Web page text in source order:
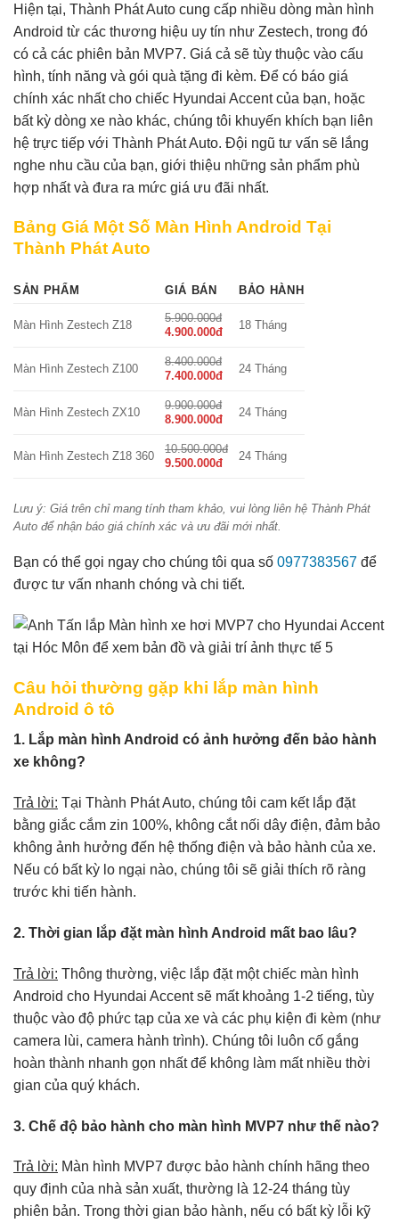
Hiện tại, Thành Phát Auto cung cấp nhiều dòng màn hình
Android từ các thương hiệu uy tín như Zestech, trong đó
có cả các phiên bản MVP7. Giá cả sẽ tùy thuộc vào cấu
hình, tính năng và gói quà tặng đi kèm. Để có báo giá
chính xác nhất cho chiếc Hyundai Accent của bạn, hoặc
bất kỳ dòng xe nào khác, chúng tôi khuyến khích bạn liên
hệ trực tiếp với Thành Phát Auto. Đội ngũ tư vấn sẽ lắng
nghe nhu cầu của bạn, giới thiệu những sản phẩm phù
hợp nhất và đưa ra mức giá ưu đãi nhất.
Bảng Giá Một Số Màn Hình Android Tại
Thành Phát Auto
SẢN PHẨM GIÁ BÁN BẢO HÀNH
Màn Hình Zestech Z18
5.900.000đ
4.900.000đ
18 Tháng
Màn Hình Zestech Z100
8.400.000đ
7.400.000đ
24 Tháng
Màn Hình Zestech ZX10
9.900.000đ
8.900.000đ
24 Tháng
Màn Hình Zestech Z18 360
10.500.000đ
9.500.000đ
24 Tháng
Lưu ý: Giá trên chỉ mang tính tham khảo, vui lòng liên hệ Thành Phát
Auto để nhận báo giá chính xác và ưu đãi mới nhất.
Bạn có thể gọi ngay cho chúng tôi qua số 0977383567 để
được tư vấn nhanh chóng và chi tiết.
Câu hỏi thường gặp khi lắp màn hình
Android ô tô
1. Lắp màn hình Android có ảnh hưởng đến bảo hành
xe không?
Trả lời: Tại Thành Phát Auto, chúng tôi cam kết lắp đặt
bằng giắc cắm zin 100%, không cắt nối dây điện, đảm bảo
không ảnh hưởng đến hệ thống điện và bảo hành của xe.
Nếu có bất kỳ lo ngại nào, chúng tôi sẽ giải thích rõ ràng
trước khi tiến hành.
2. Thời gian lắp đặt màn hình Android mất bao lâu?
Trả lời: Thông thường, việc lắp đặt một chiếc màn hình
Android cho Hyundai Accent sẽ mất khoảng 1-2 tiếng, tùy
thuộc vào độ phức tạp của xe và các phụ kiện đi kèm (như
camera lùi, camera hành trình). Chúng tôi luôn cố gắng
hoàn thành nhanh gọn nhất để không làm mất nhiều thời
gian của quý khách.
3. Chế độ bảo hành cho màn hình MVP7 như thế nào?
Trả lời: Màn hình MVP7 được bảo hành chính hãng theo
quy định của nhà sản xuất, thường là 12-24 tháng tùy
phiên bản. Trong thời gian bảo hành, nếu có bất kỳ lỗi kỹ